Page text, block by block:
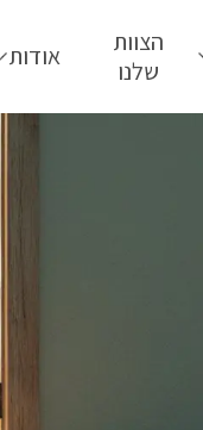
הצוות
שלנו
אודות